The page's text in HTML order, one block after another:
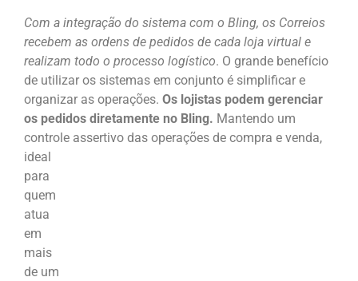
Com a integração do sistema com o Bling, os Correios
recebem as ordens de pedidos de cada loja virtual e
realizam todo o processo logístico. O grande benefício
de utilizar os sistemas em conjunto é simplificar e
organizar as operações. Os lojistas podem gerenciar
os pedidos diretamente no Bling. Mantendo um
controle assertivo das operações de compra e venda,
ideal
para
quem
atua
em
mais
de um